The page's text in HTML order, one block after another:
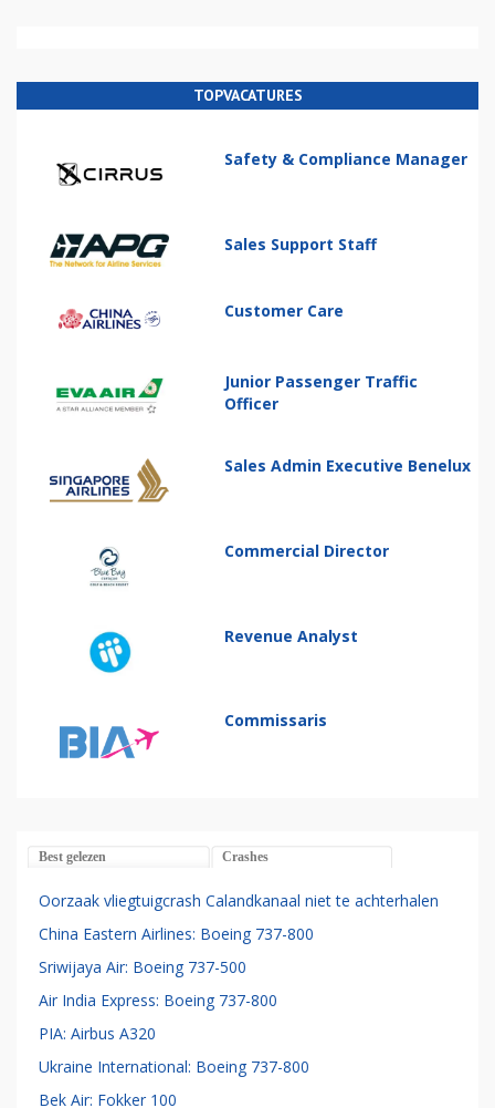
TOPVACATURES
Safety & Compliance Manager
Sales Support Staff
Customer Care
Junior Passenger Traffic
Officer
Sales Admin Executive Benelux
Commercial Director
Revenue Analyst
Commissaris
Best gelezen Crashes
Oorzaak vliegtuigcrash Calandkanaal niet te achterhalen
China Eastern Airlines: Boeing 737-800
Sriwijaya Air: Boeing 737-500
Air India Express: Boeing 737-800
PIA: Airbus A320
Ukraine International: Boeing 737-800
Bek Air: Fokker 100